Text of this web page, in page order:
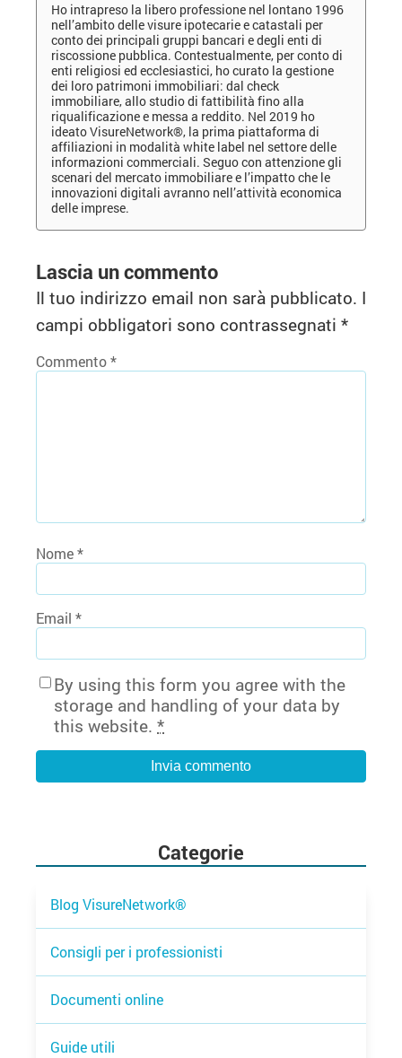
Ho intrapreso la libero professione nel lontano 1996
nell’ambito delle visure ipotecarie e catastali per
conto dei principali gruppi bancari e degli enti di
riscossione pubblica. Contestualmente, per conto di
enti religiosi ed ecclesiastici, ho curato la gestione
dei loro patrimoni immobiliari: dal check
immobiliare, allo studio di fattibilità fino alla
riqualificazione e messa a reddito. Nel 2019 ho
ideato VisureNetwork®, la prima piattaforma di
affiliazioni in modalità white label nel settore delle
informazioni commerciali. Seguo con attenzione gli
scenari del mercato immobiliare e l’impatto che le
innovazioni digitali avranno nell’attività economica
delle imprese.
Lascia un commento
Il tuo indirizzo email non sarà pubblicato. I
campi obbligatori sono contrassegnati *
Commento*
Nome*
Email *
By using this form you agree with the
storage and handling of your data by
this website. *
Categorie
Blog VisureNetwork®
Consigli per i professionisti
Documenti online
Guide utili